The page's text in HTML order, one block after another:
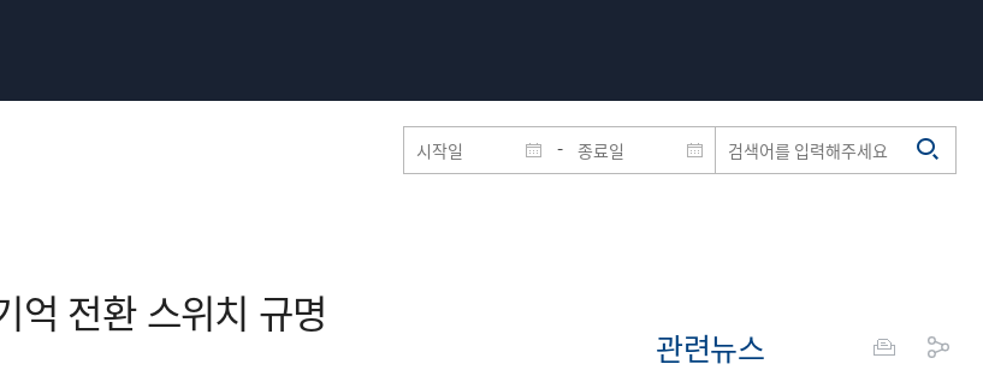
홈페이지 통합검색
-
억 전환 스위치 규명​
관련뉴스